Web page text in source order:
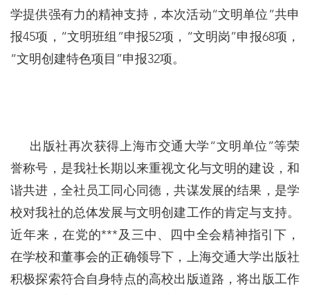
学提供强有力的精神支持，本次活动“文明单位”共申
报45项，“文明班组”申报52项，“文明岗”申报68项，
“文明创建特色项目”申报32项。
出版社再次获得上海市交通大学“文明单位”等荣
誉称号，是我社长期以来重视文化与文明的建设，和
谐共进，全社员工同心同德，共谋发展的结果，是学
校对我社的总体发展与文明创建工作的肯定与支持。
近年来，在党的***及三中、四中全会精神指引下，
在学校和董事会的正确领导下，上海交通大学出版社
积极探索符合自身特点的高校出版道路，将出版工作